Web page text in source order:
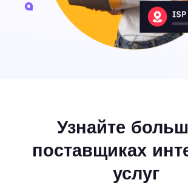
Узнайте
поставщиках
услуг